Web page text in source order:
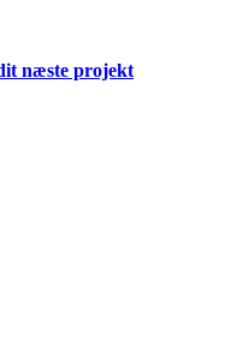
næste projekt